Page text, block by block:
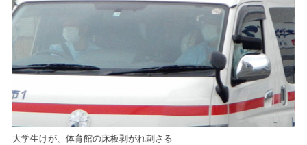
大学生けが、体育館の床板剥がれ刺さる